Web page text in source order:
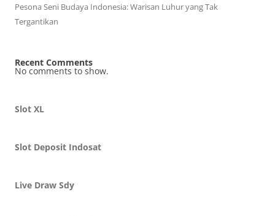
Pesona Seni Budaya Indonesia: Warisan Luhur yang Tak
Tergantikan
Recent Comments
No comments to show.
Slot XL
Slot Deposit Indosat
Live Draw Sdy